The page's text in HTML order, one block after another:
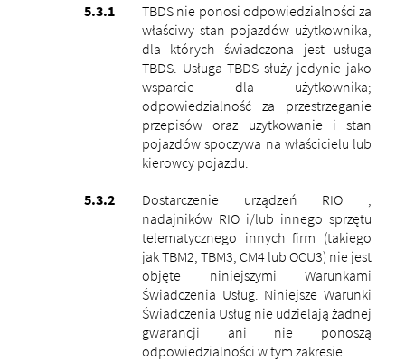
TBDS nie ponosi odpowiedzialności za
właściwy stan pojazdów użytkownika,
dla których świadczona jest usługa
TBDS. Usługa TBDS służy jedynie jako
wsparcie dla użytkownika;
odpowiedzialność za przestrzeganie
przepisów oraz użytkowanie i stan
pojazdów spoczywa na właścicielu lub
kierowcy pojazdu.
Dostarczenie urządzeń RIO ,
nadajników RIO i/lub innego sprzętu
telematycznego innych firm (takiego
jak TBM2, TBM3, CM4 lub OCU3) nie jest
objęte niniejszymi Warunkami
Świadczenia Usług. Niniejsze Warunki
Świadczenia Usług nie udzielają żadnej
gwarancji ani nie ponoszą
odpowiedzialności w tym zakresie.